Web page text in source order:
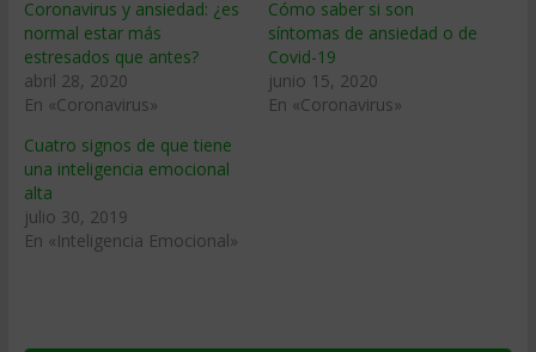
Coronavirus y ansiedad: ¿es
normal estar más
estresados que antes?
abril 28, 2020
En «Coronavirus»
Cómo saber si son
síntomas de ansiedad o de
Covid-19
junio 15, 2020
En «Coronavirus»
Cuatro signos de que tiene
una inteligencia emocional
alta
julio 30, 2019
En «Inteligencia Emocional»